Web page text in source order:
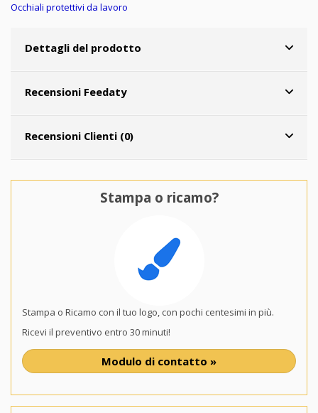
Occhiali protettivi da lavoro
Dettagli del prodotto
Recensioni Feedaty
Recensioni Clienti (0)
Stampa o ricamo?
Stampa o Ricamo con il tuo logo, con pochi centesimi in più.
Ricevi il preventivo entro 30 minuti!
Modulo di contatto »